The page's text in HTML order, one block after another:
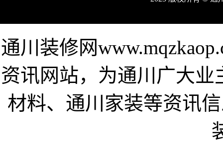
通川装修网
资讯网站，为通川广大
材料、通川家装等资讯